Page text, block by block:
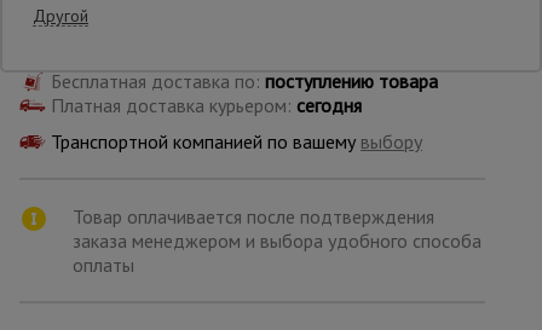
Бесплатная доставка по: поступлению товара
Платная доставка курьером: сегодня
Транспортной компанией по вашему выбору
Товар оплачивается после подтверждения
заказа менеджером и выбора удобного способа
оплаты
Другой